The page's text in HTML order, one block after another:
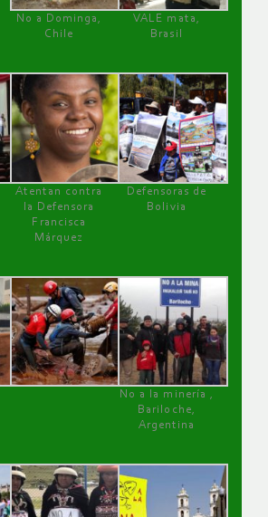
No a Dominga,
Chile
VALE mata,
Brasil
Atentan contra
la Defensora
Francisca
Márquez
Defensoras de
Bolivia
No a la minería ,
Bariloche,
Argentina